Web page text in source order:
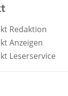
Redaktion
Anzeigen
Leserservice